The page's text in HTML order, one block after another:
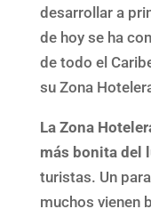
desarrollar a
de hoy se ha
de todo el
su Zona
La Zona
más bonita del
turistas. Un
muchos vienen